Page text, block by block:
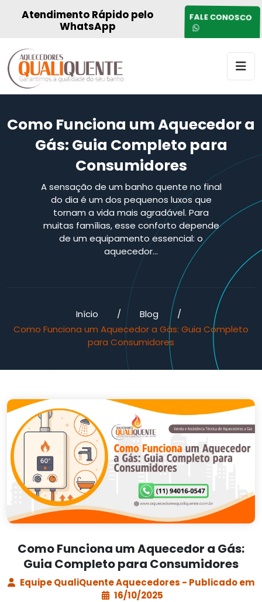
Atendimento Rápido pelo
WhatsApp
FALE CONOSCO
Como Funciona um Aquecedor a
Gás: Guia Completo para
Consumidores
A sensação de um banho quente no final
do dia é um dos pequenos luxos que
tornam a vida mais agradável. Para
muitas famílias, esse conforto depende
de um equipamento essencial: o
aquecedor…
Início / Blog
/
Como Funciona um Aquecedor a Gás: Guia Completo
para Consumidores
Como Funciona um Aquecedor a Gás:
Guia Completo para Consumidores
Equipe QualiQuente Aquecedores - Publicado em
16/10/2025